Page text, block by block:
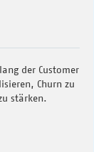
der Customer
Churn zu
stärken.